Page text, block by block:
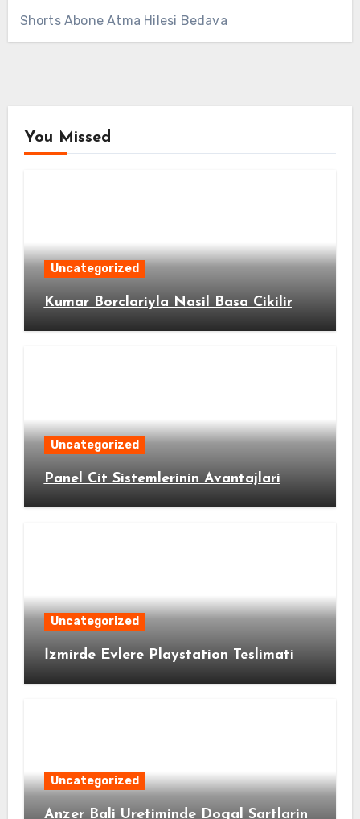
Shorts Abone Atma Hilesi Bedava
You Missed
Uncategorized
Kumar Borclariyla Nasil Basa Cikilir
Uncategorized
Panel Cit Sistemlerinin Avantajlari
Uncategorized
İzmirde Evlere Playstation Teslimati
Uncategorized
Anzer Bali Uretiminde Dogal Sartlarin